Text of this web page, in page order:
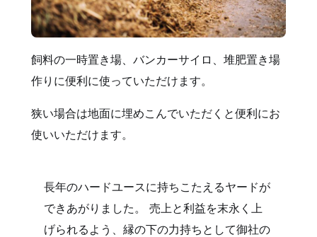
飼料の一時置き場、バンカーサイロ、堆肥置き場
作りに便利に使っていただけます。
狭い場合は地面に埋めこんでいただくと便利にお
使いいただけます。
長年のハードユースに持ちこたえるヤードが
できあがりました。 売上と利益を末永く上
げられるよう、縁の下の力持ちとして御社の